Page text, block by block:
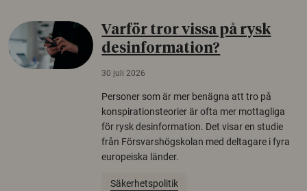
Varför tror vissa på rysk
desinformation?
30 juli 2026
Personer som är mer benägna att tro på
konspirationsteorier är ofta mer mottagliga
för rysk desinformation. Det visar en studie
från Försvarshögskolan med deltagare i fyra
europeiska länder.
Säkerhetspolitik